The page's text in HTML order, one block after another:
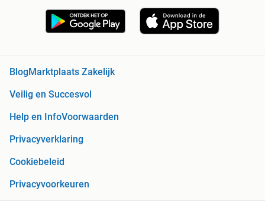
BlogMarktplaats Zakelijk
Veilig en Succesvol
Help en InfoVoorwaarden
Privacyverklaring
Cookiebeleid
Privacyvoorkeuren